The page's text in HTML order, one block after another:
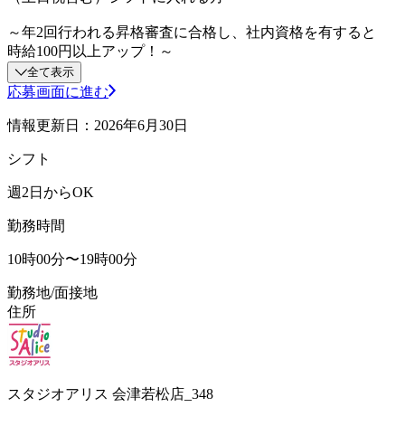
～年2回行われる昇格審査に合格し、社内資格を有すると
時給100円以上アップ！～
全て表示
応募画面に進む
情報更新日：2026年6月30日
シフト
週2日からOK
勤務時間
10時00分〜19時00分
勤務地/面接地
住所
スタジオアリス 会津若松店_348